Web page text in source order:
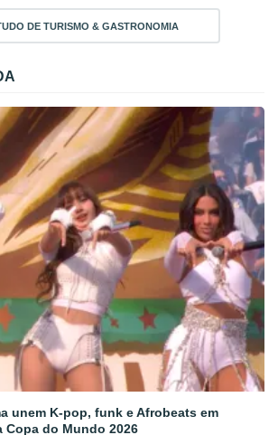
DE TURISMO & GASTRONOMIA
unem K-pop, funk e Afrobeats em
Copa do Mundo 2026